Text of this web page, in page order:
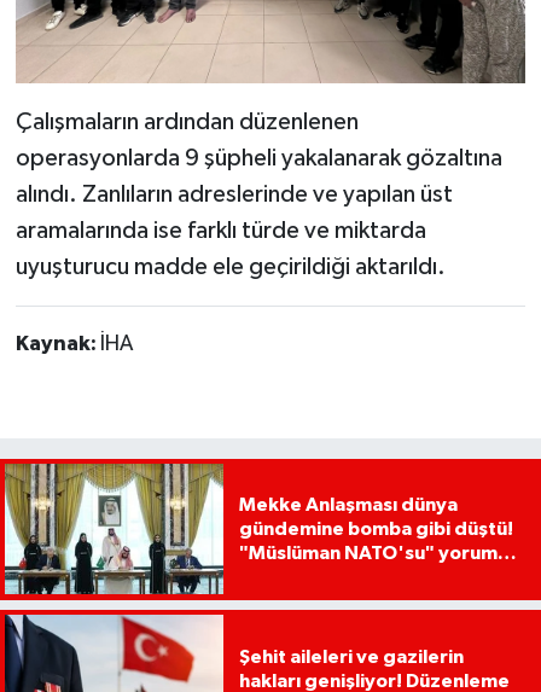
Çalışmaların ardından düzenlenen
operasyonlarda 9 şüpheli yakalanarak gözaltına
alındı. Zanlıların adreslerinde ve yapılan üst
aramalarında ise farklı türde ve miktarda
uyuşturucu madde ele geçirildiği aktarıldı.
Kaynak: İHA
Mekke Anlaşması dünya
gündemine bomba gibi düştü!
"Müslüman NATO'su" yorumu
Şehit aileleri ve gazilerin
hakları genişliyor! Düzenleme